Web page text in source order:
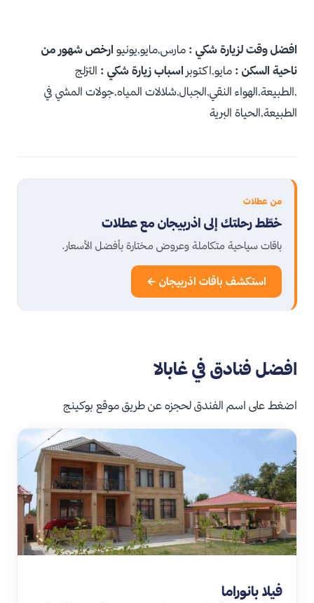
افضل وقت لزيارة شكي : مارس,مايو,يونيو ارخص شهور من
ناحية السكن : مايو,اكتوبر اسباب زيارة شكي : التزلج
,الطبيعة,الهواء النقي,الجبال,شلالات المياه,جولات المشي في
الطبيعة,الحياة البرية
من عطلات
خطّط رحلتك إلى اذربيجان مع عطلات
باقات سياحية متكاملة وعروض مختارة بأفضل الأسعار.
استكشف باقات اذربيجان ←
افضل فنادق في غابالا
اضغط على اسم الفندق لحجزه عن طريق موقع بوكينج
فيلا بانوراما